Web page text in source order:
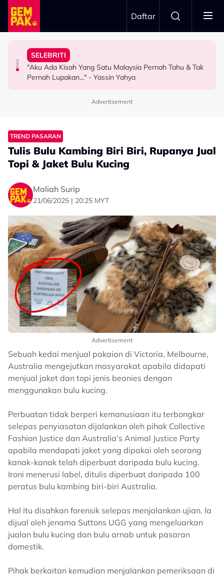
Skip to main content
Daftar
SELEBRITI
Stacy Rindu Zaman Persembahan 'All Out', Kongsi
Gelagat Penari Ketika Praktis - "Memang Kena Jeling..."
SELEBRITI
Bukan Penyanyi Ego, Adzrin Adzhar 'Back-Up' Awie -
"Ini Namanya Penyanyi Yang..."
HIBURAN
Intan Najuwa Timang Anak Perempuan Kedua, Beri
Nama…
SELEBRITI
"Aku Ada Kisah Yang Satu Malaysia Pernah Tahu & Tak
Pernah Lupakan..." - Yassin Yahya
Advertisement
TREND PASARAN
Tulis Bulu Kambing Biri Biri, Rupanya Jual
Topi & Jaket Bulu Kucing
Maliah Surip
21/06/2025 | 20:25 MYT
Advertisement
Sebuah kedai menjual pakaian di Victoria, Melbourne,
Australia mengejutkan masyarakat apabila didapati
menjual jaket dan topi jenis beanies dengan
menggunakan bulu kucing.
Perbuatan tidak berperi kemanusiaan itu terbongkar
selepas penyiasatan dijalankan oleh pihak Collective
Fashion Justice dan Australia's Animal Justice Party
apabila mendapati jaket yang dipakai oleh seorang
kanak-kanak telah diperbuat daripada bulu kucing.
Ironi menerusi label, ditulis diperbuat daripada 100
peratus bulu kambing biri-biri Australia.
Hal itu disahkan forensik selepas menjalankan ujian. Ia
dijual oleh jenama Suttons UGG yang mengeluarkan
jualan bulu kucing dan bulu arnab untuk pasaran
domestik.
Pihak berkaitan kemudian menjalankan pemeriksaan di